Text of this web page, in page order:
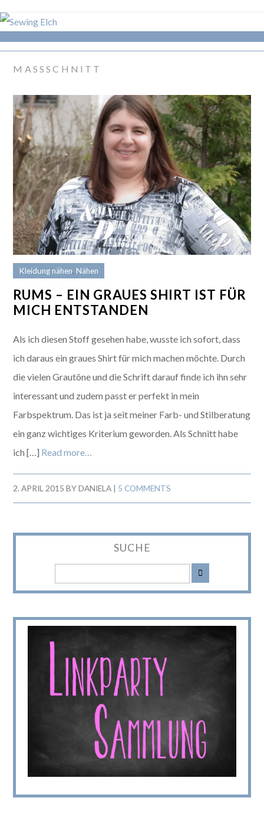
MASSSCHNITT
Kleidung nähen,Nähen
RUMS – EIN GRAUES SHIRT IST FÜR
MICH ENTSTANDEN
Als ich diesen Stoff gesehen habe, wusste ich sofort, dass
ich daraus ein graues Shirt für mich machen möchte. Durch
die vielen Grautöne und die Schrift darauf finde ich ihn sehr
interessant und zudem passt er perfekt in mein
Farbspektrum. Das ist ja seit meiner Farb- und Stilberatung
ein ganz wichtiges Kriterium geworden. Als Schnitt habe
ich […] Read more…
2. APRIL 2015 BYDANIELA 5 COMMENTS
SUCHE